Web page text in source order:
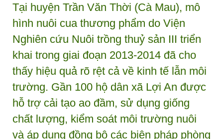
Tại huyện Trần Văn Thời (Cà Mau), mô
hình nuôi cua thương phẩm do Viện
Nghiên cứu Nuôi trồng thuỷ sản III triển
khai trong giai đoạn 2013-2014 đã cho
thấy hiệu quả rõ rệt cả về kinh tế lẫn môi
trường. Gần 100 hộ dân xã Lợi An được
hỗ trợ cải tạo ao đầm, sử dụng giống
chất lượng, kiểm soát môi trường nuôi
và áp dụng đồng bộ các biện pháp phòng